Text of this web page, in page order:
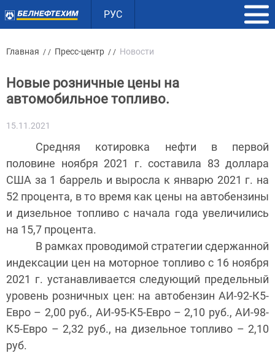
РУС
Главная / / Пресс-центр / / Новости
Новые розничные цены на
автомобильное топливо.
15.11.2021
Средняя котировка нефти в первой
половине ноября 2021 г. составила 83 доллара
США за 1 баррель и выросла к январю 2021 г. на
52 процента, в то время как цены на автобензины
и дизельное топливо с начала года увеличились
на 15,7 процента.
В рамках проводимой стратегии сдержанной
индексации цен на моторное топливо с 16 ноября
2021 г. устанавливается следующий предельный
уровень розничных цен: на автобензин АИ-92-К5-
Евро – 2,00 руб., АИ-95-К5-Евро – 2,10 руб., АИ-98-
К5-Евро – 2,32 руб., на дизельное топливо – 2,10
руб.